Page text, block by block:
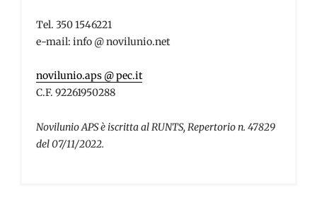
Tel. 350 1546221
e-mail: info @ novilunio.net
novilunio.aps @ pec.it
C.F. 92261950288
Novilunio APS è iscritta al RUNTS, Repertorio n. 47829
del 07/11/2022.